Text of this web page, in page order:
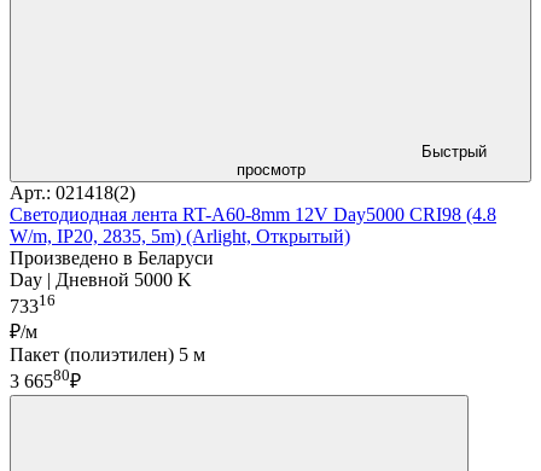
Быстрый
просмотр
Арт.: 021418(2)
Светодиодная лента RT-A60-8mm 12V Day5000 CRI98 (4.8
W/m, IP20, 2835, 5m) (Arlight, Открытый)
Произведено в Беларуси
Day | Дневной 5000 K
73316
₽/м
Пакет (полиэтилен) 5 м
3 66580₽